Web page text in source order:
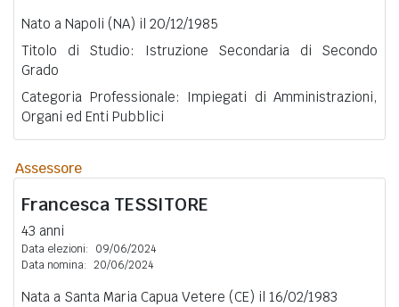
Nato a Napoli (NA) il 20/12/1985
Titolo di Studio: Istruzione Secondaria di Secondo
Grado
Categoria Professionale: Impiegati di Amministrazioni,
Organi ed Enti Pubblici
Assessore
Francesca TESSITORE
43 anni
Data elezioni:
09/06/2024
Data nomina: 20/06/2024
Nata a Santa Maria Capua Vetere (CE) il 16/02/1983